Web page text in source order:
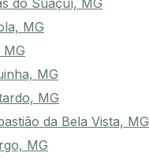
do Suaçuí, MG
MG
MG
MG
MG
da Bela Vista, MG
MG